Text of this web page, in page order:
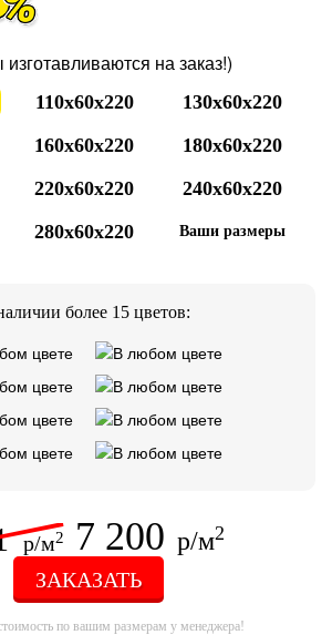
на заказ!)
110x60x220
130x60x220
160x60x220
180x60x220
220x60x220
240x60x220
280x60x220 Ваши размеры
более 15 цветов:
р/м2 7 200 р/м2
ЗАКАЗАТЬ
по вашим размерам у менеджера!